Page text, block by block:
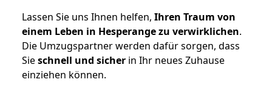
Lassen Sie uns Ihnen helfen, Ihren Traum von
einem Leben in Hesperange zu verwirklichen.
Die Umzugspartner werden dafür sorgen, dass
Sieschnell und sicher in Ihr neues Zuhause
einziehen können.